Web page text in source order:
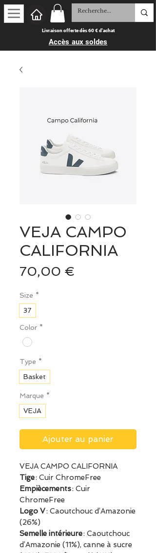
Livraison offerte dès 60 € d'achat
Accès aux soldes
VEJA CAMPO
CALIFORNIA
70,00 €
Size *
37
Color *
Type *
Basket
Marque *
VEJA
Ajouter au panier
VEJA CAMPO CALIFORNIA
Tige: Cuir ChromeFree
Empiècements: Cuir
ChromeFree
Logo V: Caoutchouc d’Amazonie
(26%)
Semelle intérieure: Caoutchouc
d’Amazonie (11%), canne à sucre